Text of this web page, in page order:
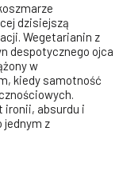
dzisiejszą
Wegetarianin z
despotycznego ojca
w
kiedy samotność
ironii, absurdu i
jednym z